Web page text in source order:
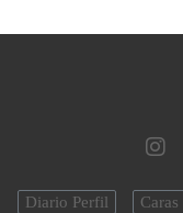
Diario Perfil Caras